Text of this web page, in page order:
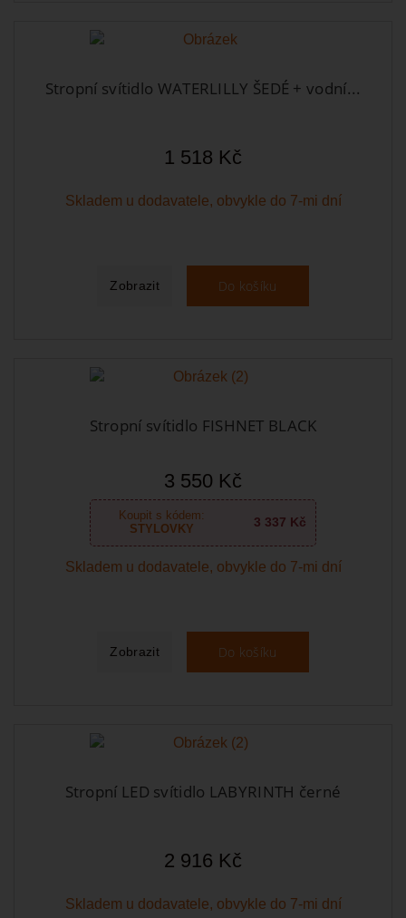
Stropní svítidlo WATERLILLY ŠEDÉ + vodní...
1 518 Kč
Skladem u dodavatele, obvykle do 7-mi dní
Zobrazit Do košíku
Stropní svítidlo FISHNET BLACK
3 550 Kč
Koupit s kódem:
STYLOVKY
3 337 Kč
Skladem u dodavatele, obvykle do 7-mi dní
Zobrazit Do košíku
Stropní LED svítidlo LABYRINTH černé
2 916 Kč
Skladem u dodavatele, obvykle do 7-mi dní